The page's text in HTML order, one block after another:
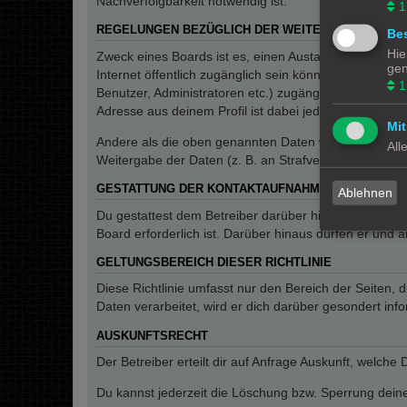
REGELUNGEN BEZÜGLICH DER WEITERGABE
Zweck eines Boards ist es, einen Austausch mit
Internet öffentlich zugänglich sein können. Der
Benutzer, Administratoren etc.) zugänglich sind.
Adresse aus deinem Profil ist dabei jedoch nur für
Andere als die oben genannten Daten wird der
Weitergabe der Daten (z. B. an
GESTATTUNG DER KONTAKTAUFNAHME
Du gestattest dem Betreiber darüber hinaus, dich
Board erforderlich ist. Darüber hinaus dürfen er und
GELTUNGSBEREICH DIESER RICHTLINIE
Diese Richtlinie umfasst nur den Bereich der Seiten,
Daten verarbeitet, wird er dich darüber gesondert
AUSKUNFTSRECHT
Der Betreiber erteilt dir auf Anfrage Auskunft, welche
Du kannst jederzeit die Löschung bzw. Sperrung
1
1
Ablehnen